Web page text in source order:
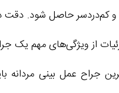
و کم‌دردسر حاصل شود. دقت
از ویژگی‌های مهم یک
جراح عمل بینی مردانه